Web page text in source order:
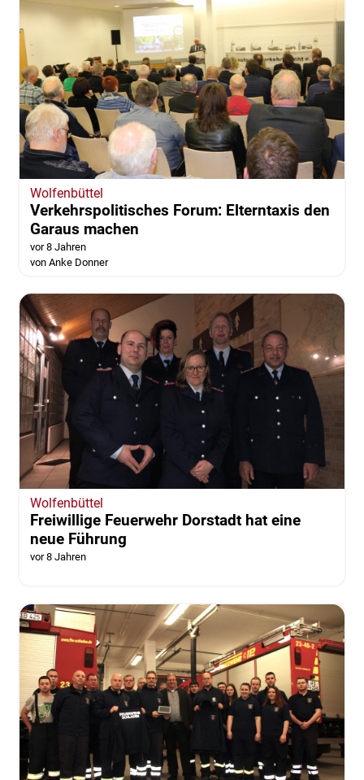
Wolfenbüttel
Verkehrspolitisches Forum: Elterntaxis den
Garaus machen
vor 8 Jahren
von Anke Donner
Wolfenbüttel
Freiwillige Feuerwehr Dorstadt hat eine
neue Führung
vor 8 Jahren